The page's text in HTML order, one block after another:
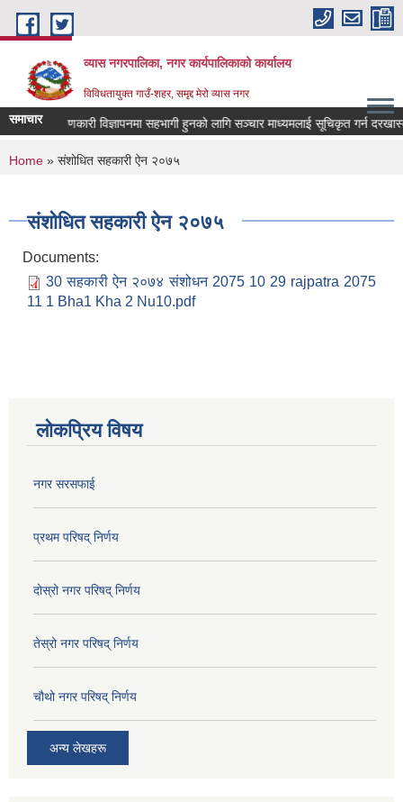
Skip to main content
व्यास नगरपालिका, नगर कार्यपालिकाको कार्यालय
विविधतायुक्त गाउँ-शहर, समृद्द मेरो व्यास नगर
समाचार
लोक कल्याणकारी विज्ञापनमा सहभागी हुनको लागि सञ्चार माध्यमलाई सूचिकृत गर्न
You are here
Home » स‌ंशोधित सहकारी ऐन २०७५
स‌ंशोधित सहकारी ऐन २०७५
Documents:
30 सहकारी ऐन २०७४ संशोधन 2075 10 29 rajpatra 2075
11 1 Bha1 Kha 2 Nu10.pdf
लोकप्रिय विषय
नगर सरसफाई
प्रथम परिषद् निर्णय
दोस्रो नगर परिषद् निर्णय
तेस्रो नगर परिषद् निर्णय
चौथो नगर परिषद् निर्णय
अन्य लेखहरू